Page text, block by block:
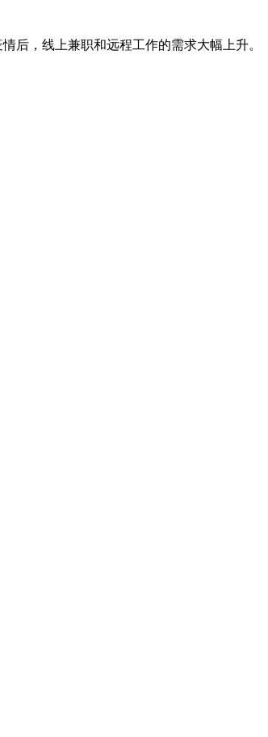
后，线上兼职和远程工作的需求大幅上升。